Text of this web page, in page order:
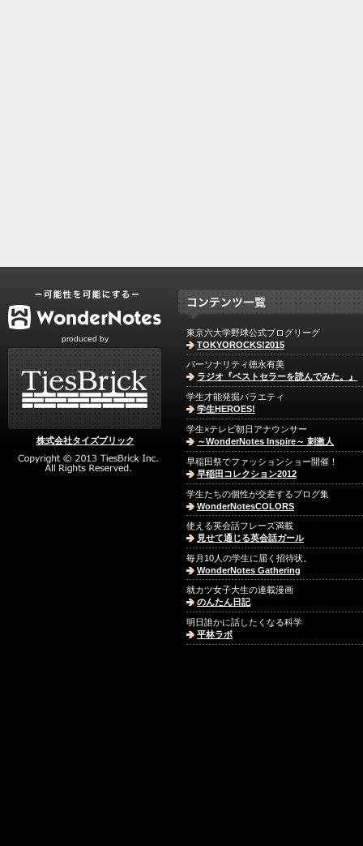
produced by
株式会社タイズブリック
東京六大学野球公式ブログリーグ
TOKYOROCKS!2015
パーソナリティ徳永有美
ラジオ『ベストセラーを読んでみた。』
学生才能発掘バラエティ
学生HEROES!
学生×テレビ朝日アナウンサー
～WonderNotes Inspire～ 刺激人
早稲田祭でファッションショー開催！
早稲田コレクション2012
学生たちの個性が交差するブログ集
WonderNotesCOLORS
使える英会話フレーズ満載
見せて通じる英会話ガール
毎月10人の学生に届く招待状。
WonderNotes Gathering
就カツ女子大生の連載漫画
のんたん日記
明日誰かに話したくなる科学
平林ラボ